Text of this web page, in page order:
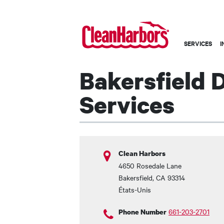
Main
French
SERVICES
Bakersfield
Services
Clean Harbors
4650 Rosedale Lane
Bakersfield, CA 93314
États-Unis
Phone Number 661-203-2701